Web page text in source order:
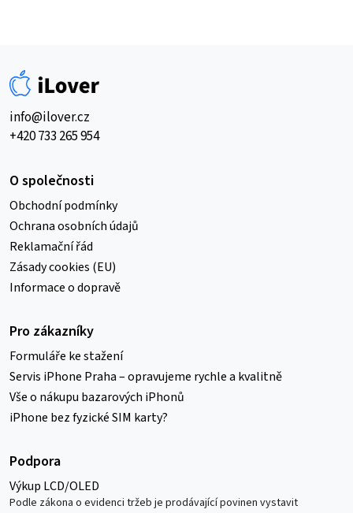
info@ilover.cz
+420 733 265 954
O společnosti
Obchodní podmínky
Ochrana osobních údajů
Reklamační řád
Zásady cookies (EU)
Informace o dopravě
Pro zákazníky
Formuláře ke stažení
Servis iPhone Praha – opravujeme rychle a kvalitně
Vše o nákupu bazarových iPhonů
iPhone bez fyzické SIM karty?
Podpora
Výkup LCD/OLED
Podle zákona o evidenci tržeb je prodávající povinen vystavit